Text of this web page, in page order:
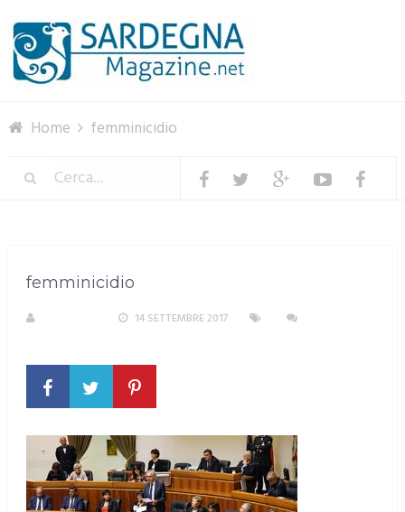
Home femminicidio
femminicidio
14 SETTEMBRE 2017